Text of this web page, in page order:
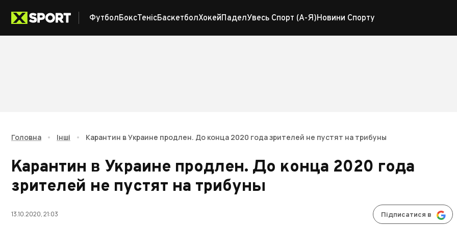
ФутболБоксТенісБаскетболХокейПаделУвесь Спорт (А-Я)Новини Спорту
Головна • Інші • Карантин в Украине продлен. До конца 2020 года зрителей не пустят на трибуны
Карантин в Украине продлен. До конца 2020 года
зрителей не пустят на трибуны
13.10.2020, 21:03 Підписатися в